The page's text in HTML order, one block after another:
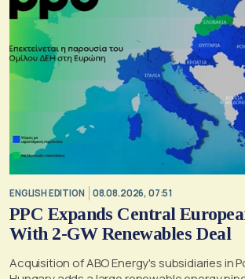
ENGLISH EDITION 08.08.2026, 07:51
PPC Expands Central
With 2-GW Renewables Deal
Acquisition of ABO Energy's subsidiaries in